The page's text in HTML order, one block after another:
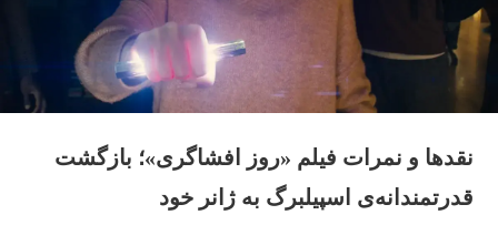
نقدها و نمرات فیلم «روز افشاگری»؛ بازگشت
قدرتمندانه‌ی اسپیلبرگ به ژانر خود